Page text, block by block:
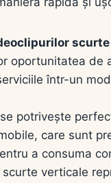
oportunitatea de
într-un
potrivește
care sunt
a consuma
verticale